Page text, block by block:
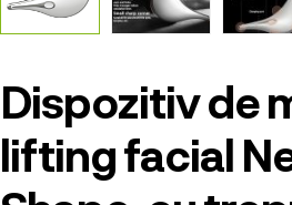
Dispozitiv de
lifting facial